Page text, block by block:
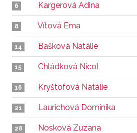
6 Kargerová Adina
8 Vítová Ema
14 Bašková Natálie
15 Chládková Nicol
16 Kryštofová Natálie
21 Laurichová Dominika
28 Nosková Zuzana